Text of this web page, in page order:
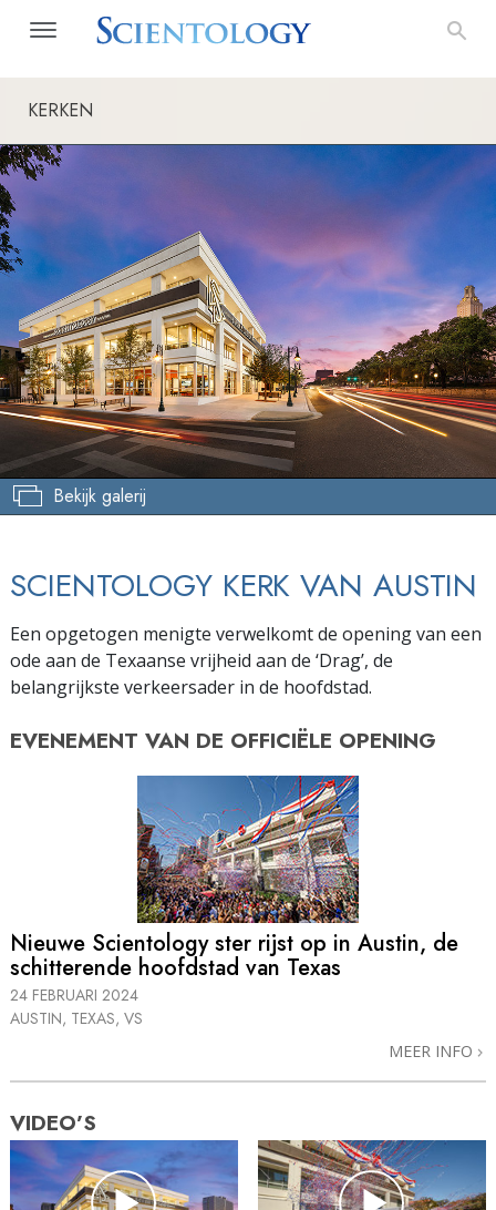
KERKEN
Bekijk galerij
SCIENTOLOGY KERK VAN AUSTIN
Een opgetogen menigte verwelkomt de opening van een
ode aan de Texaanse vrijheid aan de ‘Drag’, de
belangrijkste verkeersader in de hoofdstad.
EVENEMENT VAN DE OFFICIËLE OPENING
Nieuwe Scientology ster rijst op in Austin, de
schitterende hoofdstad van Texas
24 FEBRUARI 2024
AUSTIN, TEXAS, VS
MEER INFO
VIDEO’S